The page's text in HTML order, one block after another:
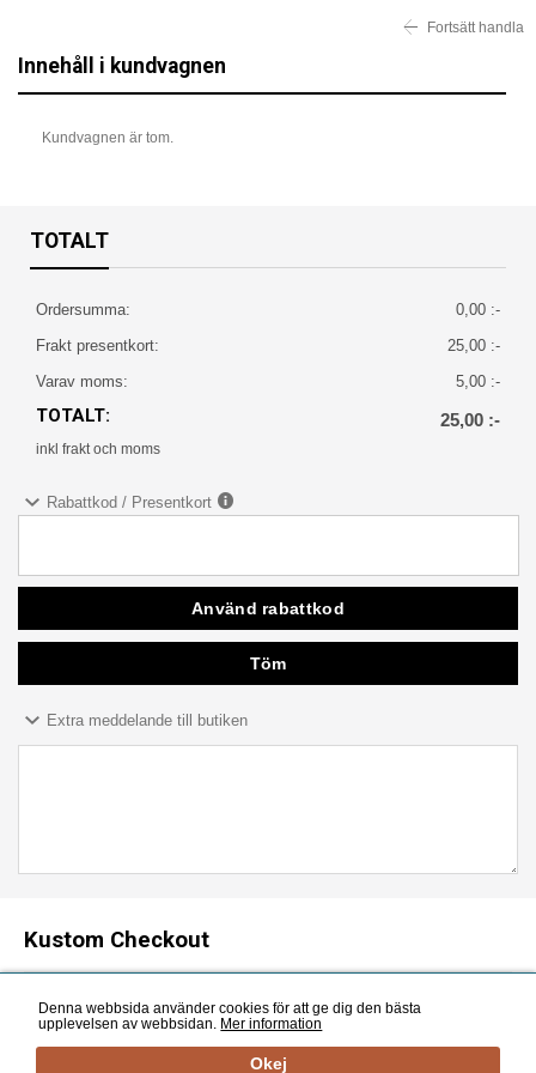
Okej
Denna webbsida använder cookies för att ge dig den bästa
upplevelsen av webbsidan. Mer information
Fortsätt handla
Innehåll i kundvagnen
Kundvagnen är tom.
TOTALT
Ordersumma:
0,00 :-
Frakt presentkort:
25,00 :-
Varav moms:
5,00 :-
TOTALT: 25,00 :-
inkl frakt och moms
Rabattkod / Presentkort
Extra meddelande till butiken
Kustom Checkout
Kundvagnen är tom